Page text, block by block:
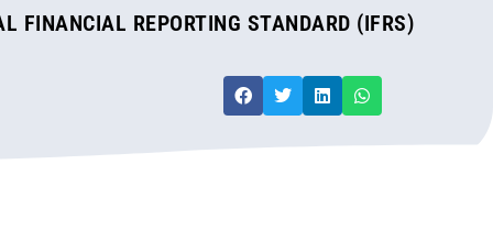
FINANCIAL REPORTING STANDARD (IFRS)